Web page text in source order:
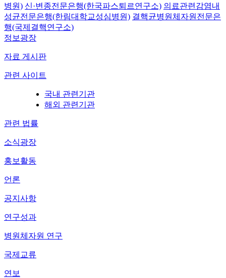
병원) 신·변종전문은행(한국파스퇴르연구소) 의료관련감염내
성균전문은행(한림대학교성심병원) 결핵균병원체자원전문은
행(국제결핵연구소)
정보광장
자료 게시판
관련 사이트
국내 관련기관
해외 관련기관
관련 법률
소식광장
홍보활동
언론
공지사항
연구성과
병원체자원 연구
국제교류
연보